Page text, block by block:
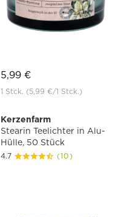
5,99 €
1 Stck. (5,99 €/1 Stck.)
Kerzenfarm
Stearin Teelichter in Alu-
Hülle, 50 Stück
4.7 (10)